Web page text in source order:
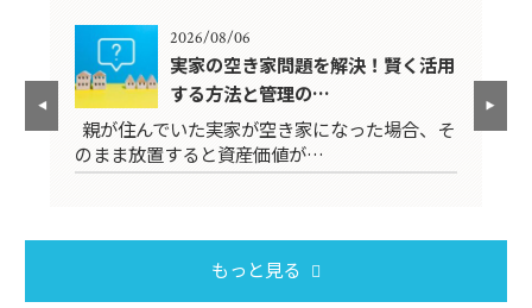
2026/08/06
実家の空き家問題を解決！賢く活用
する方法と管理の…
親が住んでいた実家が空き家になった場合、そ
のまま放置すると資産価値が…
もっと見る